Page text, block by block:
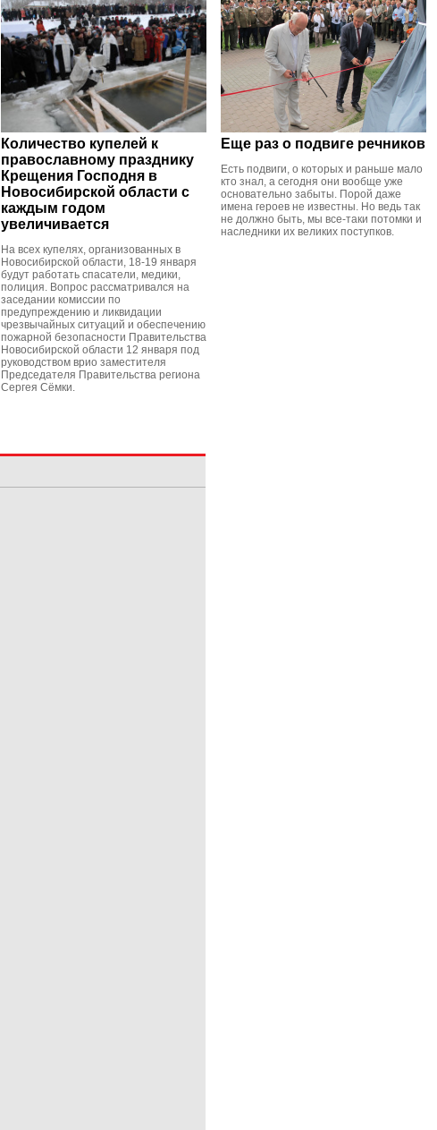
Количество купелей к
православному празднику
Крещения Господня в
Новосибирской области с
каждым годом
увеличивается
На всех купелях, организованных в
Новосибирской области, 18-19 января
будут работать спасатели, медики,
полиция. Вопрос рассматривался на
заседании комиссии по
предупреждению и ликвидации
чрезвычайных ситуаций и обеспечению
пожарной безопасности Правительства
Новосибирской области 12 января под
руководством врио заместителя
Председателя Правительства региона
Сергея Сёмки.
Еще раз о подвиге речников
Есть подвиги, о которых и раньше мало
кто знал, а сегодня они вообще уже
основательно забыты. Порой даже
имена героев не известны. Но ведь так
не должно быть, мы все-таки потомки и
наследники их великих поступков.